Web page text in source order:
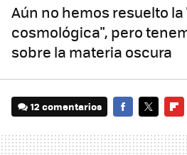
Aún no hemos resuelto
cosmológica", pero
sobre la materia oscura
12 comentarios